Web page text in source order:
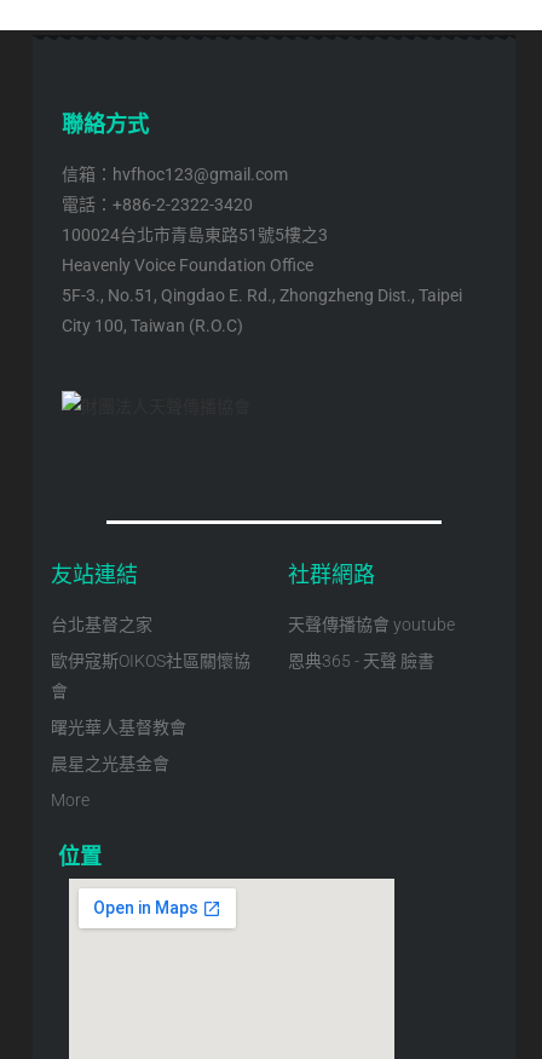
聯絡方式
信箱：hvfhoc123@gmail.com
電話：+886-2-2322-3420
100024台北市青島東路51號5樓之3
Heavenly Voice Foundation Office
5F-3., No.51, Qingdao E. Rd., Zhongzheng Dist., Taipei
City 100, Taiwan (R.O.C)
友站連結
台北基督之家
歐伊寇斯OIKOS社區關懷協
會
曙光華人基督教會
晨星之光基金會
More
社群網路
天聲傳播協會 youtube
恩典365 - 天聲 臉書
位置